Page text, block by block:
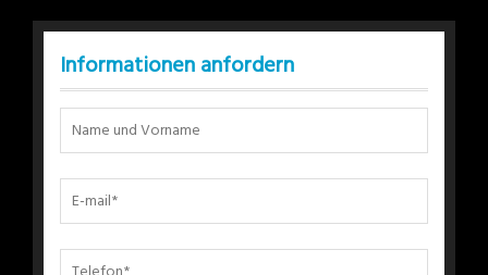
Informationen anfordern